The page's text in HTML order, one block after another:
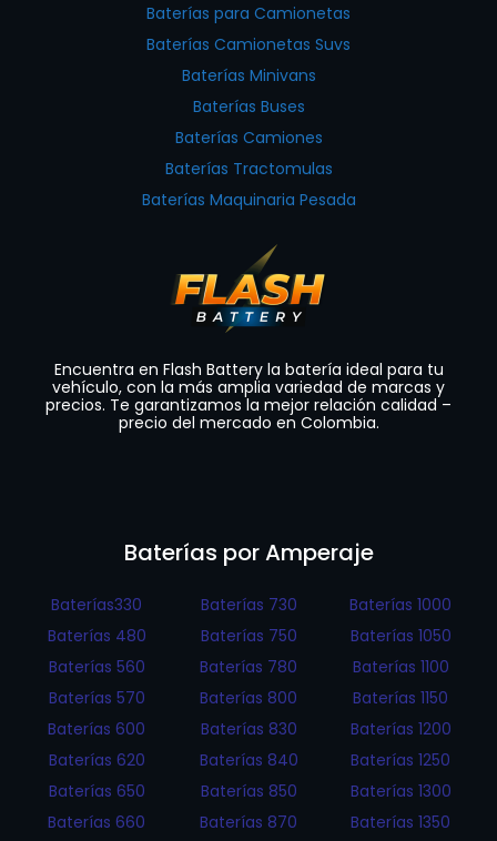
Baterías para Camionetas
Baterías Camionetas Suvs
Baterías Minivans
Baterías Buses
Baterías Camiones
Baterías Tractomulas
Baterías Maquinaria Pesada
Encuentra en Flash Battery la batería ideal para tu
vehículo, con la más amplia variedad de marcas y
precios. Te garantizamos la mejor relación calidad –
precio del mercado en Colombia.
Baterías por Amperaje
Baterías330
Baterías 480
Baterías 560
Baterías 570
Baterías 600
Baterías 620
Baterías 650
Baterías 660
Baterías 730
Baterías 750
Baterías 780
Baterías 800
Baterías 830
Baterías 840
Baterías 850
Baterías 870
Baterías 1000
Baterías 1050
Baterías 1100
Baterías 1150
Baterías 1200
Baterías 1250
Baterías 1300
Baterías 1350